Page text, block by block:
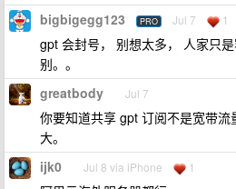
bigbigegg123 PRO Jul 7 1
gpt 会封号， 别想太多， 人家只
别。。
greatbody Jul 7
你要知道共享 gpt 订阅不是宽带
大。
ijk0 Jul 8 via iPhone 1